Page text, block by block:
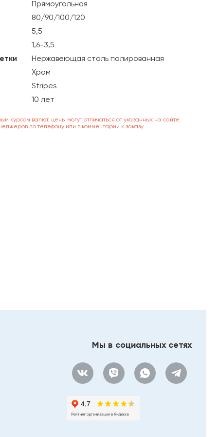
Прямоугольная
80/90/100/120
5,5
1,6-3,5
Нержавеющая сталь полированная
Хром
Stripes
10 лет
курсом валют, цены могут отличаться от указанных на сайте.
по телефону или в комментарии к заказу.
Мы в социальных сетях